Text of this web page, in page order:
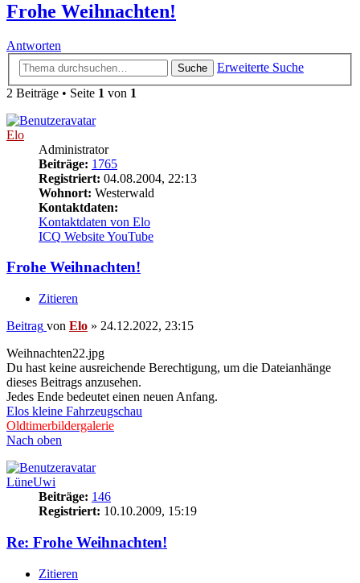
Frohe Weihnachten!
Antworten
Suche
Erweiterte Suche
2 Beiträge • Seite 1 von 1
Elo
Administrator
Beiträge: 1765
Registriert: 04.08.2004, 22:13
Wohnort: Westerwald
Kontaktdaten:
Kontaktdaten von Elo
ICQ WebsiteYouTube
Frohe Weihnachten!
Zitieren
Beitrag von Elo » 24.12.2022, 23:15
Weihnachten22.jpg
Du hast keine ausreichende Berechtigung, um die Dateianhänge
dieses Beitrags anzusehen.
Jedes Ende bedeutet einen neuen Anfang.
Elos kleine Fahrzeugschau
Oldtimerbildergalerie
Nach oben
LüneUwi
Beiträge: 146
Registriert: 10.10.2009, 15:19
Re: Frohe Weihnachten!
Zitieren